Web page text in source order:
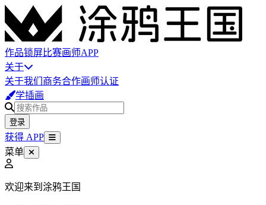
作品锁屏比赛画师APP
关于
关于我们 商务合作画师认证
学插画
登录
获得 APP
菜单
欢迎来到涂鸦王国